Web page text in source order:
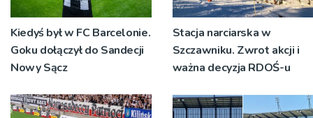
Kiedyś był w FC Barcelonie.
Goku dołączył do Sandecji
Nowy Sącz
Stacja narciarska w
Szczawniku. Zwrot akcji i
ważna decyzja RDOŚ-u